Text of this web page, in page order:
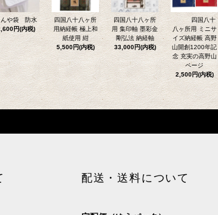
んや袋 防水
円(内税)
四国八十八ヶ所
用納経帳 極上和
紙使用 紺
5,500円(内税)
四国八十八ヶ所
用 集印軸 墨彩金
剛弘法 納経軸
33,000円(内税)
四国八十
八ヶ所用 ミニサ
イズ納経帳 高野
山開創1200年記
念 充実の高野山
ページ
2,500円(内税)
配送・送料について